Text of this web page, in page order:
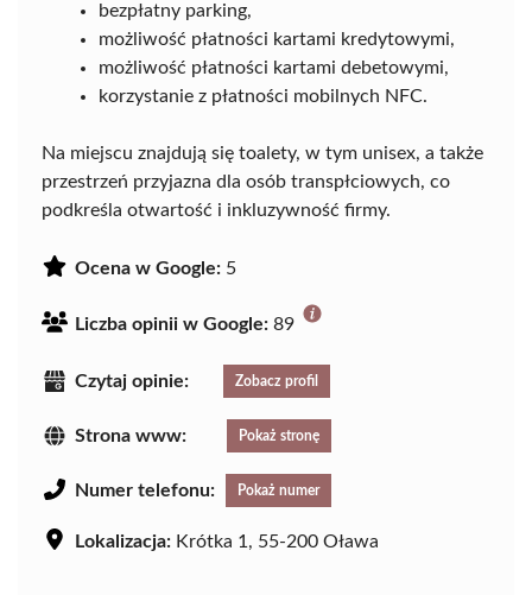
bezpłatny parking,
możliwość płatności kartami kredytowymi,
możliwość płatności kartami debetowymi,
korzystanie z płatności mobilnych NFC.
Na miejscu znajdują się toalety, w tym unisex, a także
przestrzeń przyjazna dla osób transpłciowych, co
podkreśla otwartość i inkluzywność firmy.
Ocena w Google: 5
Liczba opinii w Google: 89
Czytaj opinie: Zobacz profil
Strona www: Pokaż stronę
Numer telefonu: Pokaż numer
Lokalizacja: Krótka 1, 55-200 Oława